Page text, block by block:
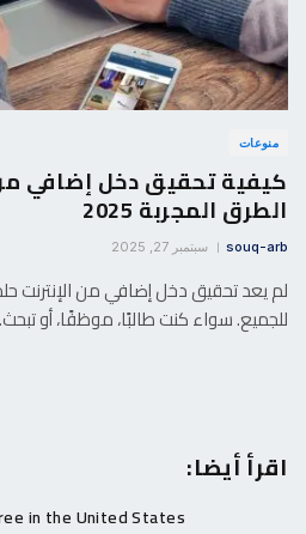
منوعات
كيفية تحقيق دخل إضافي
الطرق المجربة 2025
souq-arb سبتمبر 27, 2025
لم يعد تحقيق دخل إضافي من الإنترنت
للجميع. سواء كنت طالبًا، موظفًا، أو
اقرأ أيضا:
in the United States